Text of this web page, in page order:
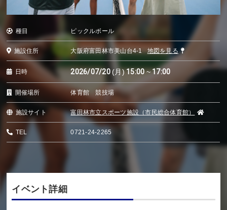
種目 ピックルボール
施設住所 大阪府富田林市美山台4-1 地図を見る
日時 2026/07/20 (月) 15:00 ~ 17:00
開催場所 体育館 競技場
施設サイト 富田林市立スポーツ施設（市民総合体育館）
TEL 0721-24-2265
イベント詳細